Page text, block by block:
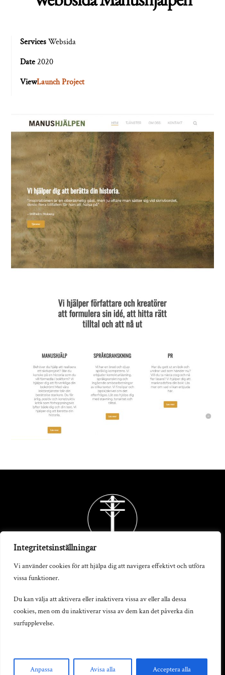
Integritetsinställningar
Vi använder cookies för att hjälpa dig att navigera effektivt och utföra
vissa funktioner.
Du kan välja att aktivera eller inaktivera vissa av eller alla dessa
cookies, men om du inaktiverar vissa av dem kan det påverka din
surfupplevelse.
Anpassa Avisa alla Acceptera alla
ServicesWebsida
Date2020
ViewLaunch Project
Back
To
Telegrafstationen AB
S:t Persgatan 19, 602 33 Norrköping